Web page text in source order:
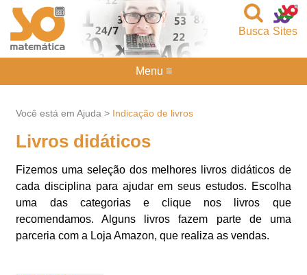
Sites
Busca
Você está em Ajuda > Indicação de livros
Livros didáticos
Fizemos uma seleção dos melhores livros didáticos de
cada disciplina para ajudar em seus estudos. Escolha
uma das categorias e clique nos livros que
recomendamos. Alguns livros fazem parte de uma
parceria com a Loja Amazon, que realiza as vendas.